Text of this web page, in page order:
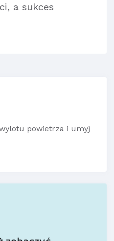
a sukces
powietrza i umyj